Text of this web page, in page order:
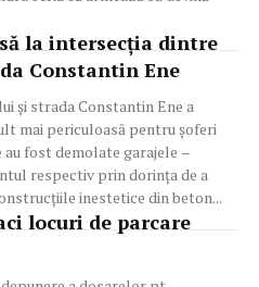
la intersecția dintre
Constantin Ene
și strada Constantin Ene a
mai periculoasă pentru șoferi
fost demolate garajele –
respectiv prin dorința de a
inestetice din beton...
locuri de parcare